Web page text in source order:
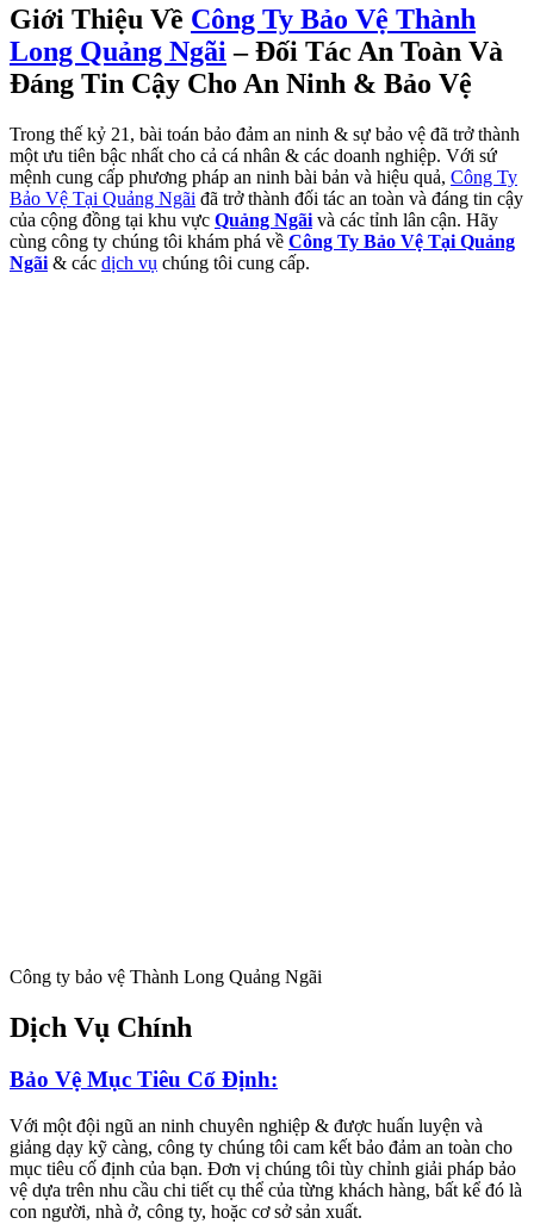
Giới Thiệu Về Công Ty Bảo Vệ Thành
Long Quảng Ngãi – Đối Tác An Toàn Và
Đáng Tin Cậy Cho An Ninh & Bảo Vệ
Trong thế kỷ 21, bài toán bảo đảm an ninh & sự bảo vệ đã trở thành
một ưu tiên bậc nhất cho cả cá nhân & các doanh nghiệp. Với sứ
mệnh cung cấp phương pháp an ninh bài bản và hiệu quả, Công Ty
Bảo Vệ Tại Quảng Ngãi đã trở thành đối tác an toàn và đáng tin cậy
của cộng đồng tại khu vực Quảng Ngãi và các tỉnh lân cận. Hãy
cùng công ty chúng tôi khám phá về Công Ty Bảo Vệ Tại Quảng
Ngãi & các dịch vụ chúng tôi cung cấp.
Công ty bảo vệ Thành Long Quảng Ngãi
Dịch Vụ Chính
Bảo Vệ Mục Tiêu Cố Định:
Với một đội ngũ an ninh chuyên nghiệp & được huấn luyện và
giảng dạy kỹ càng, công ty chúng tôi cam kết bảo đảm an toàn cho
mục tiêu cố định của bạn. Đơn vị chúng tôi tùy chỉnh giải pháp bảo
vệ dựa trên nhu cầu chi tiết cụ thể của từng khách hàng, bất kể đó là
con người, nhà ở, công ty, hoặc cơ sở sản xuất.